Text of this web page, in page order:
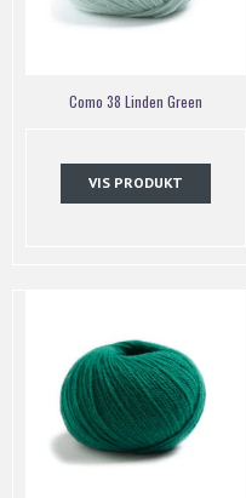
Como 38 Linden Green
VIS PRODUKT